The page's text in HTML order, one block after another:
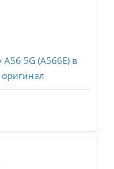
5G (A566E) в